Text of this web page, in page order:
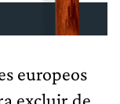
europeos
excluir de